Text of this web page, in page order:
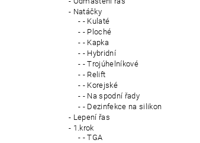
Natáčky
- Kulaté
- Ploché
- Kapka
- Hybridní
- Trojúhelníkové
- Relift
- Korejské
- Na spodní řady
- Dezinfekce na silikon
Lepení řas
1.krok
- TGA